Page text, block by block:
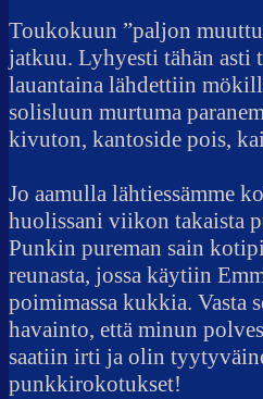
Toukokuun ”paljon
jatkuu. Lyhyesti tähän asti
lauantaina lähdettiin
solisluun murtuma
kivuton, kantoside pois,
Jo aamulla lähtiessämme
huolissani viikon takaista
Punkin pureman sain
reunasta, jossa käytiin
poimimassa kukkia. Vasta
havainto, että minun
saatiin irti ja olin
punkkirokotukset!